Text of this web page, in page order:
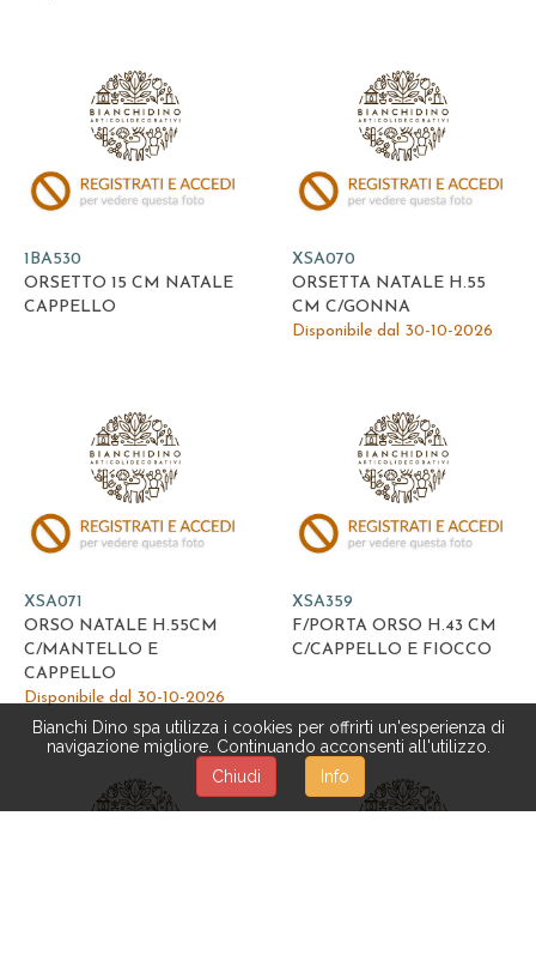
Bianchi Dino spa utilizza i cookies per offrirti un'esperienza di
navigazione migliore. Continuando acconsenti all'utilizzo.
Chiudi
Info
1BA530
ORSETTO 15 CM NATALE
CAPPELLO
XSA070
ORSETTA NATALE H.55
CM C/GONNA
Disponibile dal 30-10-2026
XSA071
ORSO NATALE H.55CM
C/MANTELLO E
CAPPELLO
Disponibile dal 30-10-2026
XSA359
F/PORTA ORSO H.43 CM
C/CAPPELLO E FIOCCO